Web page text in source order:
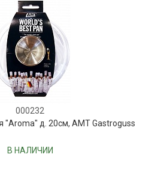
000232
"Aroma" д. 20см, AMT Gastroguss
В НАЛИЧИИ